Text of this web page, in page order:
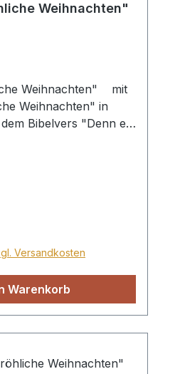
Weihnachten"
Weihnachten" mit
Weihnachten" in
Bibelvers "Denn es
Versandkosten
Warenkorb